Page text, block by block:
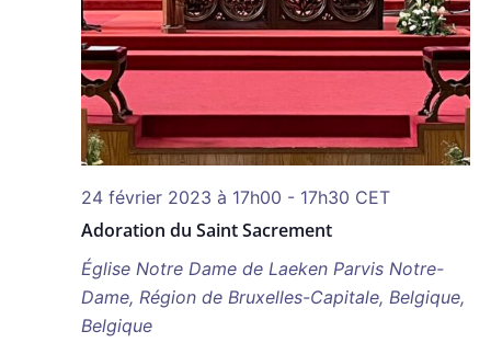
Adoration du Saint Sacrement
24 février 2023 à 17h00 - 17h30 CET
Église Notre Dame de Laeken Parvis Notre-
Dame, Région de Bruxelles-Capitale, Belgique,
Belgique